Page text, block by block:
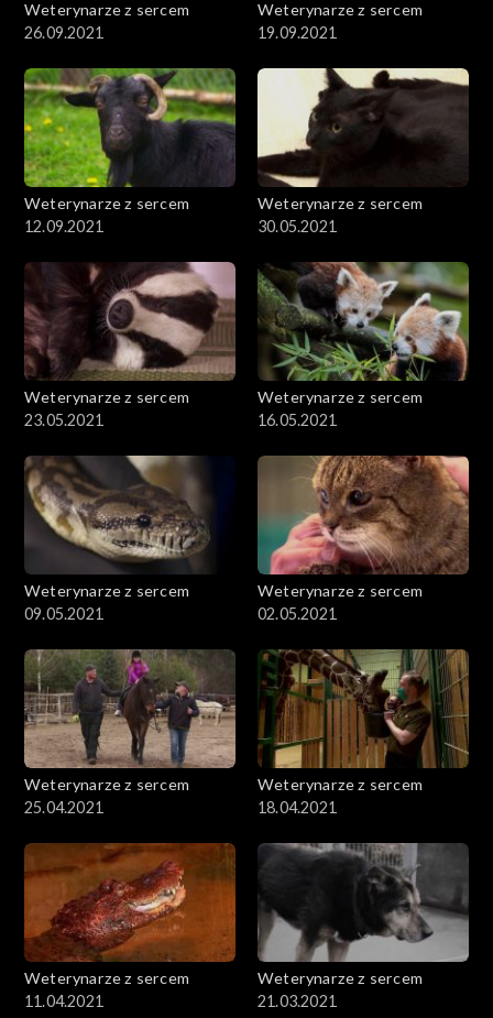
Weterynarze z sercem
26.09.2021
Weterynarze z sercem
19.09.2021
Weterynarze z sercem
12.09.2021
Weterynarze z sercem
30.05.2021
Weterynarze z sercem
23.05.2021
Weterynarze z sercem
16.05.2021
Weterynarze z sercem
09.05.2021
Weterynarze z sercem
02.05.2021
Weterynarze z sercem
25.04.2021
Weterynarze z sercem
18.04.2021
Weterynarze z sercem
11.04.2021
Weterynarze z sercem
21.03.2021